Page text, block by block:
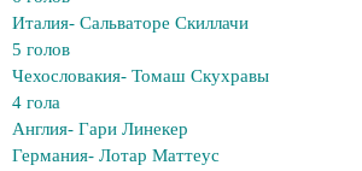
Италия- Сальваторе Скиллачи
5 голов
Чехословакия- Томаш Скухравы
4 гола
Англия- Гари Линекер
Германия- Лотар Маттеус